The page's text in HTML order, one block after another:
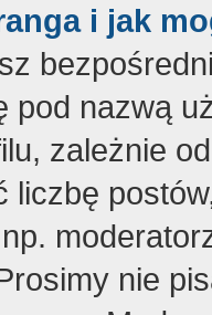
i jak
pod nazwą
zależnie
liczbę
nie